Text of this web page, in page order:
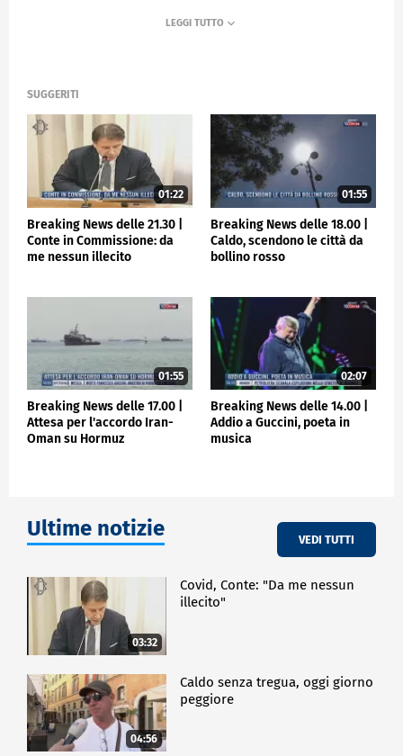
SUGGERITI
01:22
Breaking News delle 21.30 |
Conte in Commissione: da
me nessun illecito
01:55
Breaking News delle 18.00 |
Caldo, scendono le città da
bollino rosso
01:55
Breaking News delle 17.00 |
Attesa per l'accordo Iran-
Oman su Hormuz
02:07
Breaking News delle 14.00 |
Addio a Guccini, poeta in
musica
Ultime notizie VEDI TUTTI
03:32
Covid, Conte: "Da me nessun
illecito"
04:56
Caldo senza tregua, oggi giorno
peggiore